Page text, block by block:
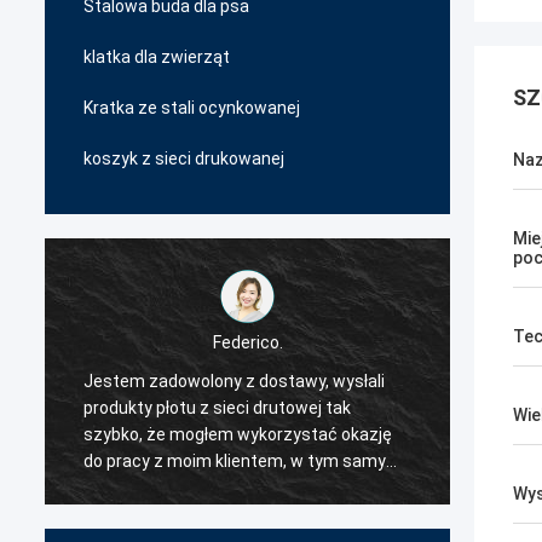
Stalowa buda dla psa
klatka dla zwierząt
Kratka ze stali ocynkowanej
koszyk z sieci drukowanej
Federico.
Jestem zadowolony z dostawy, wysłali
produkty płotu z sieci drutowej tak
szybko, że mogłem wykorzystać okazję
do pracy z moim klientem, w tym samym
czasie.Więc zdecydowałem, że będą